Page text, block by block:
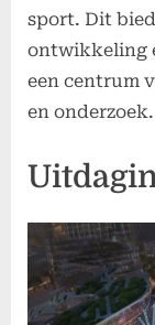
sport. Dit
ontwikkeling
een centrum
en onderzoek.